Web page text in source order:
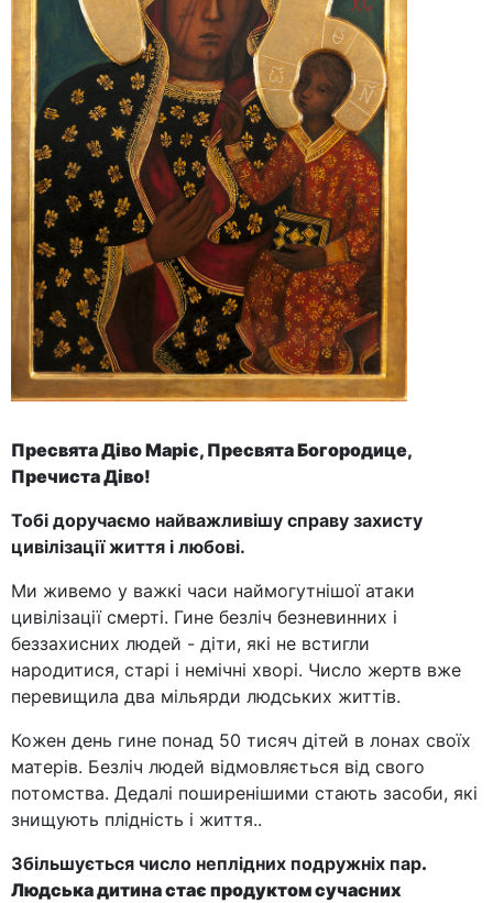
Пресвята Діво Маріє, Пресвята Богородице,
Пречиста Діво!
Тобі доручаємо найважливішу справу захисту
цивілізації життя і любові.
Ми живемо у важкі часи наймогутнішої атаки
цивілізації смерті. Гине безліч безневинних і
беззахисних людей - діти, які не встигли
народитися, старі і немічні хворі. Число жертв вже
перевищила два мільярди людських життів.
Кожен день гине понад 50 тисяч дітей в лонах своїх
матерів. Безліч людей відмовляється від свого
потомства. Дедалі поширенішими стають засоби, які
знищують плідність і життя..
Збільшується число неплідних подружніх пар.
Людська дитина стає продуктом сучасних